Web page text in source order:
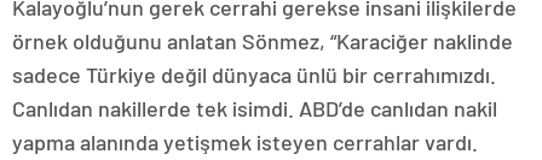
Kalayoğlu’nun gerek cerrahi gerekse insani ilişkilerde
örnek olduğunu anlatan Sönmez, “Karaciğer naklinde
sadece Türkiye değil dünyaca ünlü bir cerrahımızdı.
Canlıdan nakillerde tek isimdi. ABD’de canlıdan nakil
yapma alanında yetişmek isteyen cerrahlar vardı.